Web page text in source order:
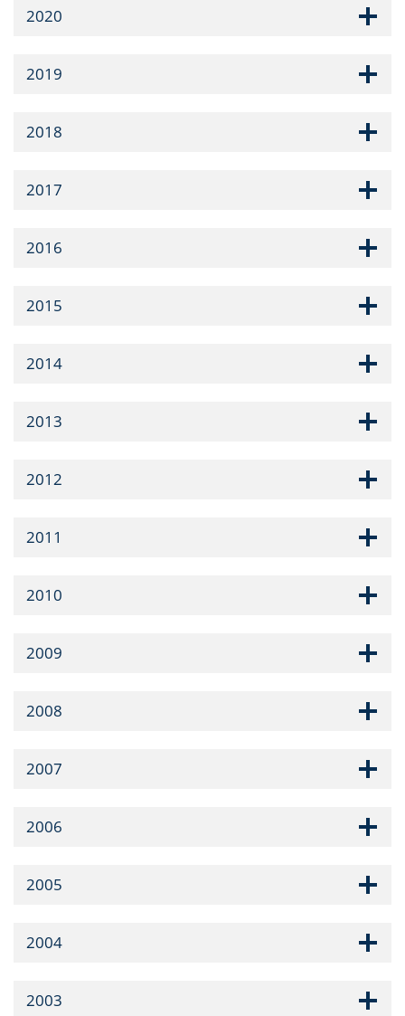
2020
2019
2018
2017
2016
2015
2014
2013
2012
2011
2010
2009
2008
2007
2006
2005
2004
2003